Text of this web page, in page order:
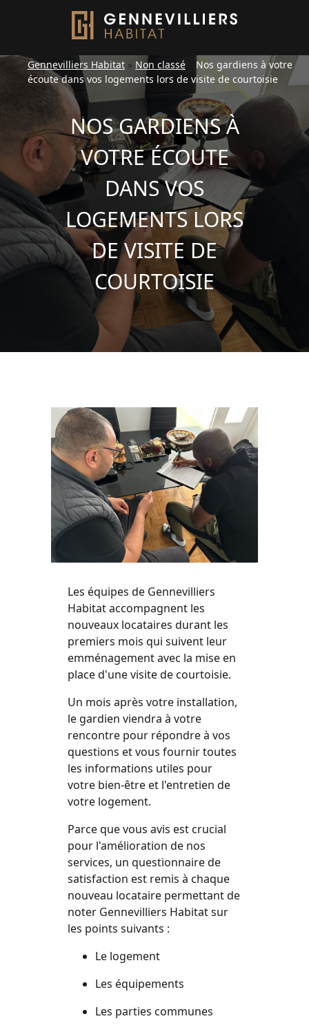
NOS GARDIENS À
VOTRE ÉCOUTE
DANS VOS
LOGEMENTS LORS
DE VISITE DE
COURTOISIE
Gennevilliers Habitat » Non classé
Nos gardiens à votre
écoute dans vos logements lors de visite de courtoisie
Les équipes de Gennevilliers
Habitat accompagnent les
nouveaux locataires durant les
premiers mois qui suivent leur
emménagement avec la mise en
place d'une visite de courtoisie.
Un mois après votre installation,
le gardien viendra à votre
rencontre pour répondre à vos
questions et vous fournir toutes
les informations utiles pour
votre bien-être et l'entretien de
votre logement.
Parce que vous avis est crucial
pour l'amélioration de nos
services, un questionnaire de
satisfaction est remis à chaque
nouveau locataire permettant de
noter Gennevilliers Habitat sur
les points suivants :
Le logement
Les équipements
Les parties communes